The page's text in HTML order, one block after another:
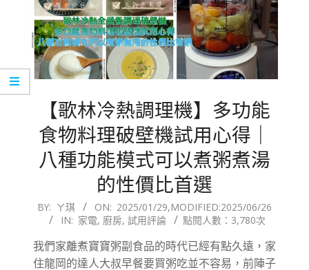
【歌林冷熱調理機】多功能
食物料理破壁機試用心得｜
八種功能模式可以煮粥煮湯
的性價比首選
2025-
29
BY: ㄚ琪 ON: 2025/01/29,MODIFIED:2025/06/26
IN: 家電, 廚房, 試用評論 點閱人數：3,780次
我們家離煮寶寶粥副食品的時代已經有點久遠，家
住龍岡的達人大叔早餐要買粥吃並不容易，前陣子